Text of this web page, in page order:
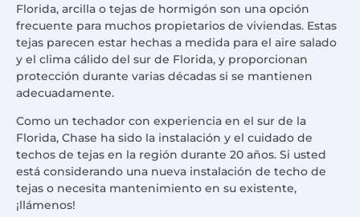
Florida, arcilla o tejas de hormigón son una opción
frecuente para muchos propietarios de viviendas. Estas
tejas parecen estar hechas a medida para el aire salado
y el clima cálido del sur de Florida, y proporcionan
protección durante varias décadas si se mantienen
adecuadamente.
Como un techador con experiencia en el sur de la
Florida, Chase ha sido la instalación y el cuidado de
techos de tejas en la región durante 20 años. Si usted
está considerando una nueva instalación de techo de
tejas o necesita mantenimiento en su existente,
¡llámenos!